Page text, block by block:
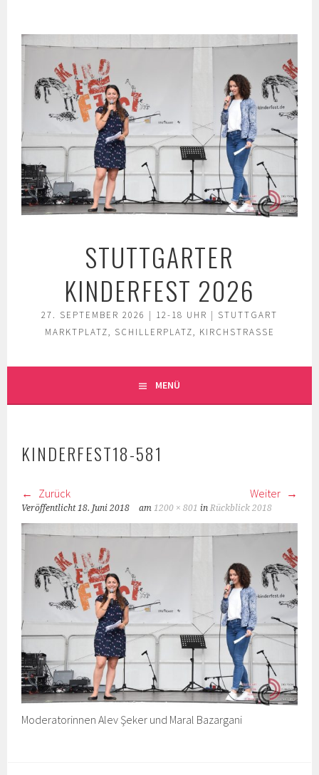
Inhalt
STUTTGARTER
KINDERFEST 2026
27. SEPTEMBER 2026 | 12-18 UHR | STUTTGART
MARKTPLATZ, SCHILLERPLATZ, KIRCHSTRASSE
MENÜ
KINDERFEST18-581
Zurück Weiter
Veröffentlicht 18. Juni 2018 am 1200 × 801 in Rückblick 2018
Moderatorinnen Alev Şeker und Maral Bazargani